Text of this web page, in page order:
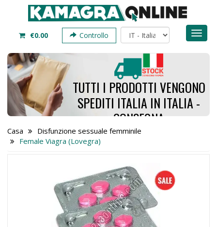
€0.00 Controllo
TUTTI I PRODOTTI VENGONO
SPEDITI ITALIA IN ITALIA -
CONSEGNA
RICHIEDE SOLO DA 4 A 7
GIORNI - ORDINA ORA
Casa
Disfunzione sessuale femminile
Female Viagra (Lovegra)